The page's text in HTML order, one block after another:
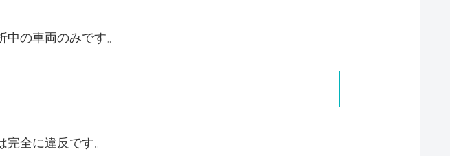
の車両のみです。
全に違反です。